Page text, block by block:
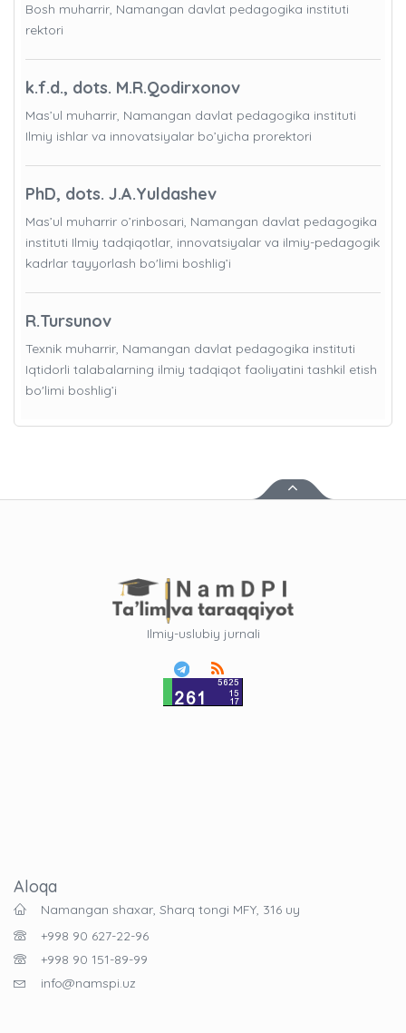
Bosh muharrir, Namangan davlat pedagogika instituti
rektori
k.f.d., dots. M.R.Qodirxonov
Mas’ul muharrir, Namangan davlat pedagogika instituti
Ilmiy ishlar va innovatsiyalar bo’yicha prorektori
PhD, dots. J.A.Yuldashev
Mas’ul muharrir o’rinbosari, Namangan davlat pedagogika
instituti Ilmiy tadqiqotlar, innovatsiyalar va ilmiy-pedagogik
kadrlar tayyorlash bo'limi boshlig’i
R.Tursunov
Texnik muharrir, Namangan davlat pedagogika instituti
Iqtidorli talabalarning ilmiy tadqiqot faoliyatini tashkil etish
bo'limi boshlig’i
Ilmiy-uslubiy jurnali
Aloqa
Namangan shaxar, Sharq tongi MFY, 316 uy
+998 90 627-22-96
+998 90 151-89-99
info@namspi.uz